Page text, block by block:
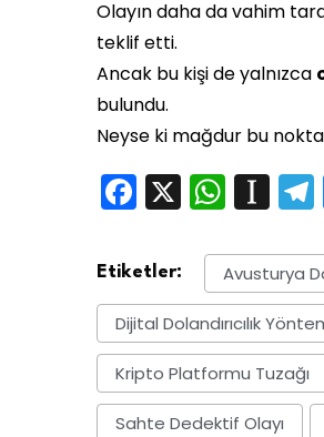
Olayın daha da vahim
teklif etti.
Ancak bu kişi de yalnızca
bulundu.
Neyse ki mağdur bu
Facebook
X
Etiketler: Avusturya
Dijital Dolandırıcılık
Kripto Platformu Tuzağı
Sahte Dedektif Olayı